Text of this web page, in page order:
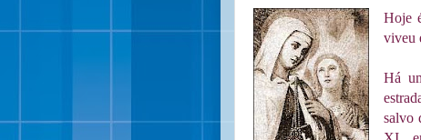
Hoje
viveu
Há
salvo